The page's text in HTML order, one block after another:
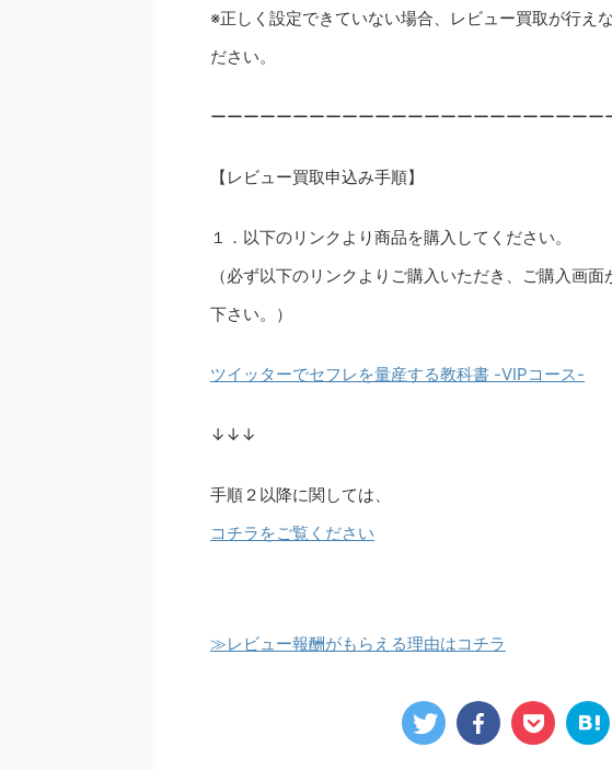
※正しく設定できていない場合、レビュー買取が行え
ださい。
ーーーーーーーーーーーーーーーーーーーーーーーー
【レビュー買取申込み手順】
１．以下のリンクより商品を購入してください。
（必ず以下のリンクよりご購入いただき、ご購入画面
下さい。）
ツイッターでセフレを量産する教科書 -VIPコース-
↓↓↓
手順２以降に関しては、
コチラをご覧ください
≫レビュー報酬がもらえる理由はコチラ